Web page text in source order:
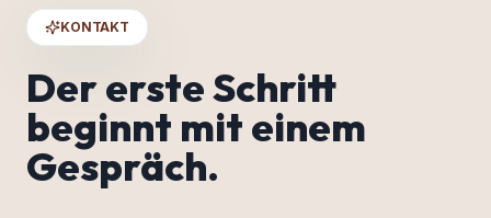
KONTAKT
Der erste Schritt
beginnt mit einem
Gespräch.